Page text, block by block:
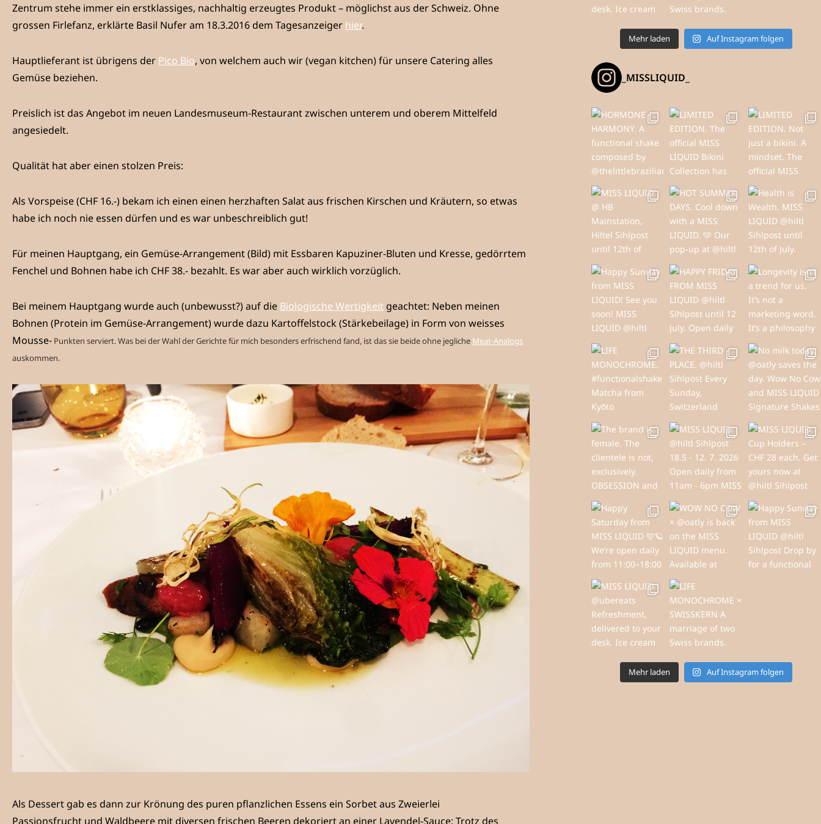
Zentrum stehe immer ein erstklassiges, nachhaltig erzeugtes Produkt – möglichst aus der Schweiz. Ohne
grossen Firlefanz, erklärte Basil Nufer am 18.3.2016 dem Tagesanzeiger hier.
Hauptlieferant ist übrigens der Pico Bio, von welchem auch wir (vegan kitchen) für unsere Catering alles
Gemüse beziehen.
Preislich ist das Angebot im neuen Landesmuseum-Restaurant zwischen unterem und oberem Mittelfeld
angesiedelt.
Qualität hat aber einen stolzen Preis:
Als Vorspeise (CHF 16.-) bekam ich einen einen herzhaften Salat aus frischen Kirschen und Kräutern, so etwas
habe ich noch nie essen dürfen und es war unbeschreiblich gut!
Für meinen Hauptgang, ein Gemüse-Arrangement (Bild) mit Essbaren Kapuziner-Bluten und Kresse, gedörrtem
Fenchel und Bohnen habe ich CHF 38.- bezahlt. Es war aber auch wirklich vorzüglich.
Bei meinem Hauptgang wurde auch (unbewusst?) auf die Biologische Wertigkeit geachtet: Neben meinen
Bohnen (Protein im Gemüse-Arrangement) wurde dazu Kartoffelstock (Stärkebeilage) in Form von weisses
Mousse- Punkten serviert. Was bei der Wahl der Gerichte für mich besonders erfrischend fand, ist das sie beide ohne jegliche Meat-Analogs
auskommen.
Als Dessert gab es dann zur Krönung des puren pflanzlichen Essens ein Sorbet aus Zweierlei
Passionsfrucht und Waldbeere mit diversen frischen Beeren dekoriert an einer Lavendel-Sauce: Trotz des
Mehr laden Auf Instagram folgen
_MISSLIQUID_
Mehr laden Auf Instagram folgen